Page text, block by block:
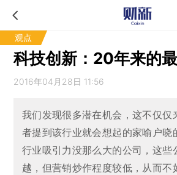
观点
科技创新：20年来的
2016年04月28日 11:56
我们发现很多潜在机会，这不仅仅
者提到该行业就会想起的家喻户晓
行业吸引力没那么大的公司，这些
越，但营销炒作程度较低，从而不